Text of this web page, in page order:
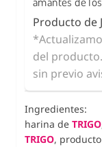
Producto de
del
sin previo
Ingredientes:
harina de TRIGO
TRIGO, producto